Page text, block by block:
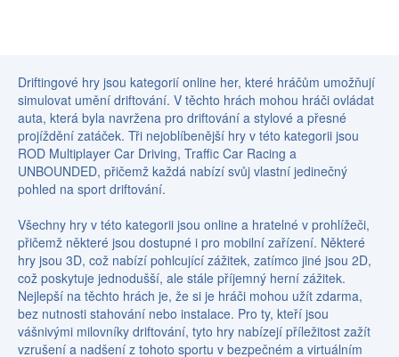
Driftingové hry jsou kategorií online her, které hráčům umožňují
simulovat umění driftování. V těchto hrách mohou hráči ovládat
auta, která byla navržena pro driftování a stylové a přesné
projíždění zatáček. Tři nejoblíbenější hry v této kategorii jsou
ROD Multiplayer Car Driving, Traffic Car Racing a
UNBOUNDED, přičemž každá nabízí svůj vlastní jedinečný
pohled na sport driftování.
Všechny hry v této kategorii jsou online a hratelné v prohlížeči,
přičemž některé jsou dostupné i pro mobilní zařízení. Některé
hry jsou 3D, což nabízí pohlcující zážitek, zatímco jiné jsou 2D,
což poskytuje jednodušší, ale stále příjemný herní zážitek.
Nejlepší na těchto hrách je, že si je hráči mohou užít zdarma,
bez nutnosti stahování nebo instalace. Pro ty, kteří jsou
vášnivými milovníky driftování, tyto hry nabízejí příležitost zažít
vzrušení a nadšení z tohoto sportu v bezpečném a virtuálním